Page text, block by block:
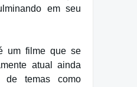
em seu
um filme que se
atual ainda
de temas como